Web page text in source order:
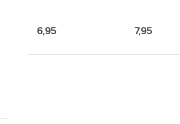
6,95 7,95